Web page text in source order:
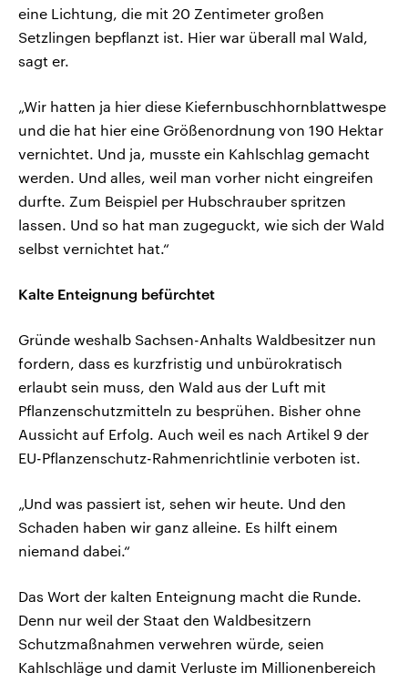
eine Lichtung, die mit 20 Zentimeter großen
Setzlingen bepflanzt ist. Hier war überall mal Wald,
sagt er.
„Wir hatten ja hier diese Kiefernbuschhornblattwespe
und die hat hier eine Größenordnung von 190 Hektar
vernichtet. Und ja, musste ein Kahlschlag gemacht
werden. Und alles, weil man vorher nicht eingreifen
durfte. Zum Beispiel per Hubschrauber spritzen
lassen. Und so hat man zugeguckt, wie sich der Wald
selbst vernichtet hat.“
Kalte Enteignung befürchtet
Gründe weshalb Sachsen-Anhalts Waldbesitzer nun
fordern, dass es kurzfristig und unbürokratisch
erlaubt sein muss, den Wald aus der Luft mit
Pflanzenschutzmitteln zu besprühen. Bisher ohne
Aussicht auf Erfolg. Auch weil es nach Artikel 9 der
EU-Pflanzenschutz-Rahmenrichtlinie verboten ist.
„Und was passiert ist, sehen wir heute. Und den
Schaden haben wir ganz alleine. Es hilft einem
niemand dabei.“
Das Wort der kalten Enteignung macht die Runde.
Denn nur weil der Staat den Waldbesitzern
Schutzmaßnahmen verwehren würde, seien
Kahlschläge und damit Verluste im Millionenbereich